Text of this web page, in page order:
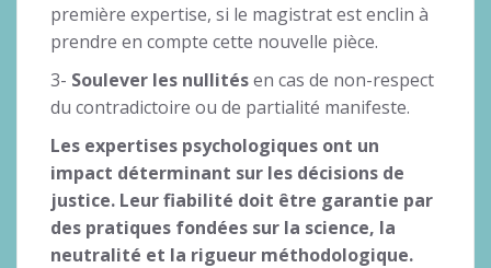
première expertise, si le magistrat est enclin à
prendre en compte cette nouvelle pièce.
3- Soulever les nullitésen cas de non-respect
du contradictoire ou de partialité manifeste.
Les expertises psychologiques ont un
impact déterminant sur les décisions de
justice. Leur fiabilité doit être garantie par
des pratiques fondées sur la science, la
neutralité et la rigueur méthodologique.